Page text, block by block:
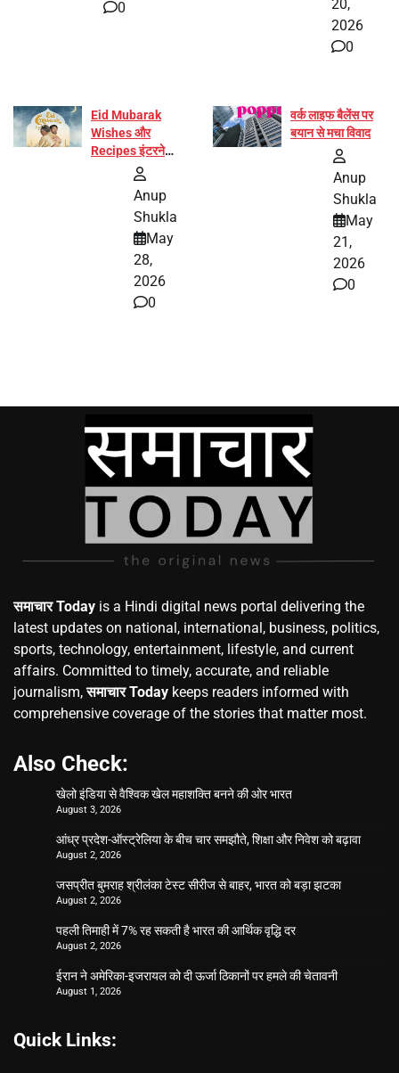
0
20,
2026
0
Eid Mubarak
Wishes और
Recipes इंटरनेट
पर हुईं वायरल
Anup
Shukla
May
28,
2026
0
वर्क लाइफ बैलेंस पर
बयान से मचा विवाद
Anup
Shukla
May
21,
2026
0
समाचार Today is a Hindi digital news portal delivering the
latest updates on national, international, business, politics,
sports, technology, entertainment, lifestyle, and current
affairs. Committed to timely, accurate, and reliable
journalism,समाचार Today keeps readers informed with
comprehensive coverage of the stories that matter most.
Also Check:
खेलो इंडिया से वैश्विक खेल महाशक्ति बनने की ओर भारत
August 3, 2026
आंध्र प्रदेश-ऑस्ट्रेलिया के बीच चार समझौते, शिक्षा और निवेश को बढ़ावा
August 2, 2026
जसप्रीत बुमराह श्रीलंका टेस्ट सीरीज से बाहर, भारत को बड़ा झटका
August 2, 2026
पहली तिमाही में 7% रह सकती है भारत की आर्थिक वृद्धि दर
August 2, 2026
ईरान ने अमेरिका-इजरायल को दी ऊर्जा ठिकानों पर हमले की चेतावनी
August 1, 2026
Quick Links: